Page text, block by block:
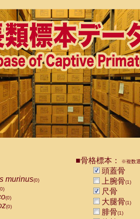
murinus(0)
(0)
(0)
■骨格標本： ※複数
頭蓋骨
上腕骨(1)
尺骨
大腿骨(1)
腓骨(1)